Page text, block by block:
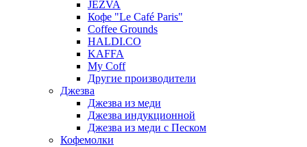
JEZVA
Кофе "Le Café Paris"
Coffee Grounds
HALDI.CO
KAFFA
My Coff
Другие производители
Джезва
Джезва из меди
Джезва индукционной
Джезва из меди с Песком
Кофемолки